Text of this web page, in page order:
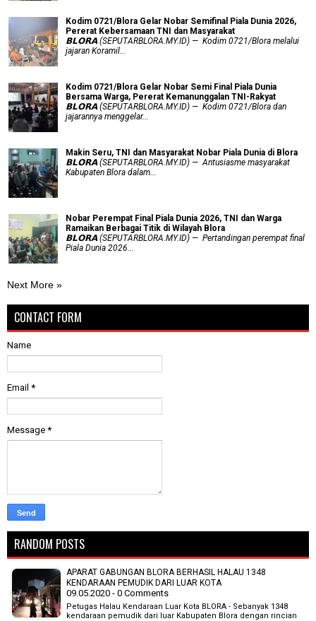
Kodim 0721/Blora Gelar Nobar Semifinal Piala Dunia 2026,
Pererat Kebersamaan TNI dan Masyarakat
𝗕𝗟𝗢𝗥𝗔 (SEPUTARBLORA.MY.ID) — Kodim 0721/Blora melalui
jajaran Koramil...
Kodim 0721/Blora Gelar Nobar Semi Final Piala Dunia
Bersama Warga, Pererat Kemanunggalan TNI-Rakyat
𝗕𝗟𝗢𝗥𝗔 (SEPUTARBLORA.MY.ID) — Kodim 0721/Blora dan
jajarannya menggelar...
Makin Seru, TNI dan Masyarakat Nobar Piala Dunia di Blora
𝗕𝗟𝗢𝗥𝗔 (SEPUTARBLORA.MY.ID) — Antusiasme masyarakat
Kabupaten Blora dalam...
Nobar Perempat Final Piala Dunia 2026, TNI dan Warga
Ramaikan Berbagai Titik di Wilayah Blora
𝗕𝗟𝗢𝗥𝗔 (SEPUTARBLORA.MY.ID) — Pertandingan perempat final
Piala Dunia 2026...
Next More »
CONTACT FORM
Name
Email *
Message *
RANDOM POSTS
APARAT GABUNGAN BLORA BERHASIL HALAU 1348
KENDARAAN PEMUDIK DARI LUAR KOTA
09.05.2020 - 0 Comments
Petugas Halau Kendaraan Luar Kota BLORA - Sebanyak 1348
kendaraan pemudik dari luar Kabupaten Blora dengan rincian